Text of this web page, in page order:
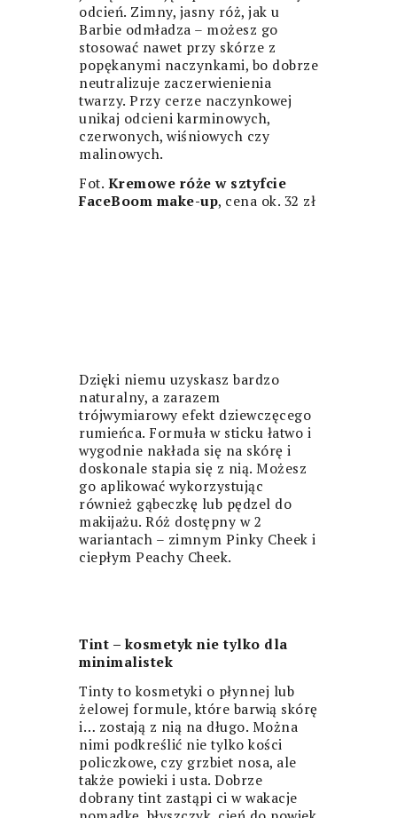
odcień. Zimny, jasny róż, jak u
Barbie odmładza – możesz go
stosować nawet przy skórze z
popękanymi naczynkami, bo dobrze
neutralizuje zaczerwienienia
twarzy. Przy cerze naczynkowej
unikaj odcieni karminowych,
czerwonych, wiśniowych czy
malinowych.
Fot. Kremowe róże w sztyfcie
FaceBoom make-up, cena ok. 32 zł
Dzięki niemu uzyskasz bardzo
naturalny, a zarazem
trójwymiarowy efekt dziewczęcego
rumieńca. Formuła w sticku łatwo i
wygodnie nakłada się na skórę i
doskonale stapia się z nią. Możesz
go aplikować wykorzystując
również gąbeczkę lub pędzel do
makijażu. Róż dostępny w 2
wariantach – zimnym Pinky Cheek i
ciepłym Peachy Cheek.
Tint – kosmetyk nie tylko dla
minimalistek
Tinty to kosmetyki o płynnej lub
żelowej formule, które barwią skórę
i… zostają z nią na długo. Można
nimi podkreślić nie tylko kości
policzkowe, czy grzbiet nosa, ale
także powieki i usta. Dobrze
dobrany tint zastąpi ci w wakacje